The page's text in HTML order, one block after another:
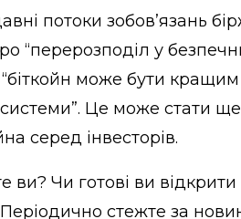
потоки зобов’язань
“перерозподіл у
може бути кращим
системи”. Це може стати
серед інвесторів.
Чи готові ви
стежте за